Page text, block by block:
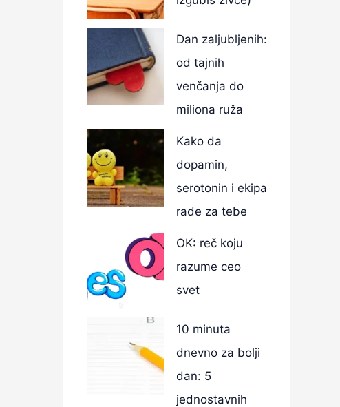
Dan zaljubljenih:
od tajnih
venčanja do
miliona ruža
Kako da
dopamin,
serotonin i ekipa
rade za tebe
OK: reč koju
razume ceo
svet
10 minuta
dnevno za bolji
dan: 5
jednostavnih